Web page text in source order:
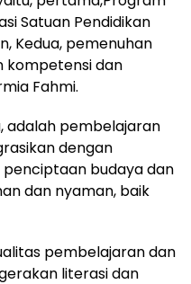
Satuan Pendidikan
Kedua, pemenuhan
kompetensi dan
Fahmi.
adalah pembelajaran
dengan
budaya dan
dan nyaman, baik
pembelajaran dan
literasi dan